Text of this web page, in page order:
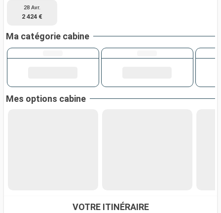
28 Avr.
2 424 €
Ma catégorie cabine
Mes options cabine
VOTRE ITINÉRAIRE